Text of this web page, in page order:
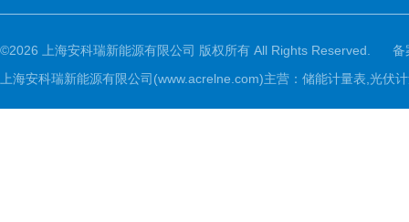
©2026 上海安科瑞新能源有限公司 版权所有 All Rights Reserved.
备
上海安科瑞新能源有限公司(www.acrelne.com)主营：储能计量表,光伏